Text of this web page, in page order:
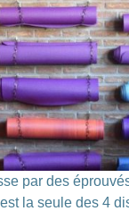
par des
la seule des 4